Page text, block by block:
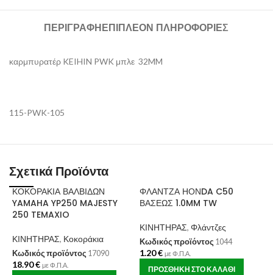
ΠΕΡΙΓΡΑΦΉΕΠΙΠΛΈΟΝ ΠΛΗΡΟΦΟΡΊΕΣ
καρμπυρατέρ KEIHIN PWK μπλε 32MM
115-PWK-105
Σχετικά Προϊόντα
ΚΟΚΟΡΑΚΙΑ ΒΑΛΒΙΔΩΝ
YAMAHA YP250 MAJESTY
250 TEMAXIO
ΚΙΝΗΤΗΡΑΣ, Κοκοράκια
Κωδικός προϊόντος 17090
18.90€ με Φ.Π.Α.
ΦΛΑΝΤΖΑ ΗΟΝDA C50
ΒΑΣΕΩΣ 1.0MM TW
ΚΙΝΗΤΗΡΑΣ, Φλάντζες
Κωδικός προϊόντος 1044
1.20€ με Φ.Π.Α.
ΠΡΟΣΘΉΚΗ ΣΤΟ ΚΑΛΆΘΙ